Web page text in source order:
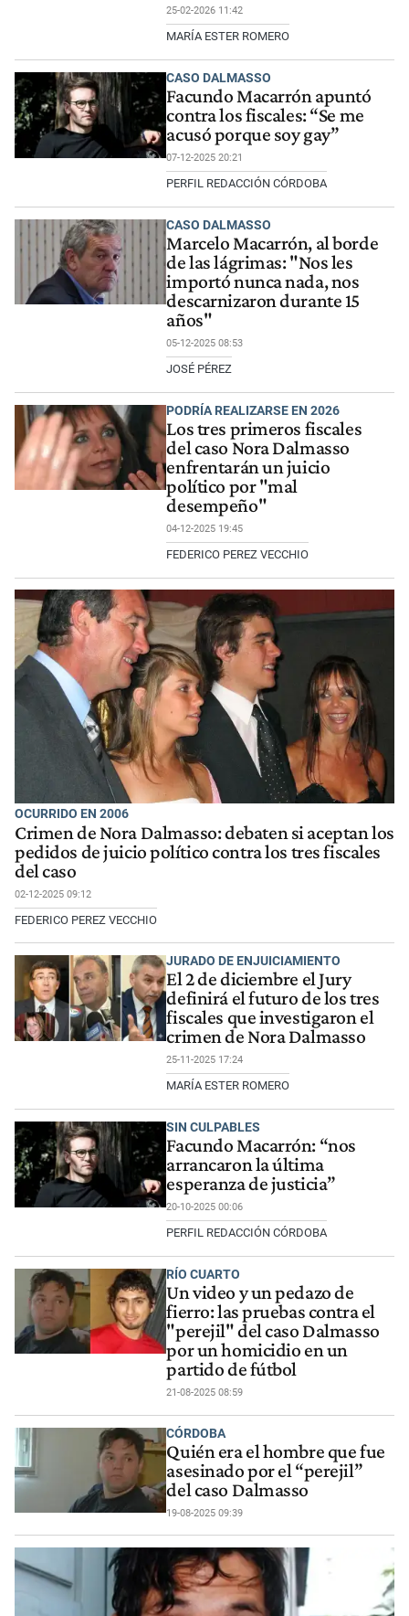
25-02-2026 11:42
MARÍA ESTER ROMERO
CASO DALMASSO
Facundo Macarrón apuntó
contra los fiscales: “Se me
acusó porque soy gay”
07-12-2025 20:21
PERFIL REDACCIÓN CÓRDOBA
CASO DALMASSO
Marcelo Macarrón, al borde
de las lágrimas: "Nos les
importó nunca nada, nos
descarnizaron durante 15
años"
05-12-2025 08:53
JOSÉ PÉREZ
PODRÍA REALIZARSE EN 2026
Los tres primeros fiscales
del caso Nora Dalmasso
enfrentarán un juicio
político por "mal
desempeño"
04-12-2025 19:45
FEDERICO PEREZ VECCHIO
OCURRIDO EN 2006
Crimen de Nora Dalmasso: debaten si aceptan los
pedidos de juicio político contra los tres fiscales
del caso
02-12-2025 09:12
FEDERICO PEREZ VECCHIO
JURADO DE ENJUICIAMIENTO
El 2 de diciembre el Jury
definirá el futuro de los tres
fiscales que investigaron el
crimen de Nora Dalmasso
25-11-2025 17:24
MARÍA ESTER ROMERO
SIN CULPABLES
Facundo Macarrón: “nos
arrancaron la última
esperanza de justicia”
20-10-2025 00:06
PERFIL REDACCIÓN CÓRDOBA
RÍO CUARTO
Un video y un pedazo de
fierro: las pruebas contra el
"perejil" del caso Dalmasso
por un homicidio en un
partido de fútbol
21-08-2025 08:59
CÓRDOBA
Quién era el hombre que fue
asesinado por el “perejil”
del caso Dalmasso
19-08-2025 09:39